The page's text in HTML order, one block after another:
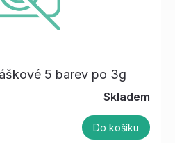
5 barev po 3g
Skladem
Do košíku